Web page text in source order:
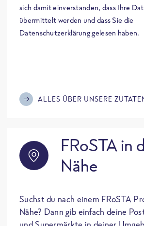
sich damit einverstanden, dass Ihre
übermittelt werden und dass Sie die
Datenschutzerklärung gelesen haben.
ALLES ÜBER UNSERE
FRoSTA in
Nähe
Suchst du nach einem FRoSTA
Nähe? Dann gib einfach deine